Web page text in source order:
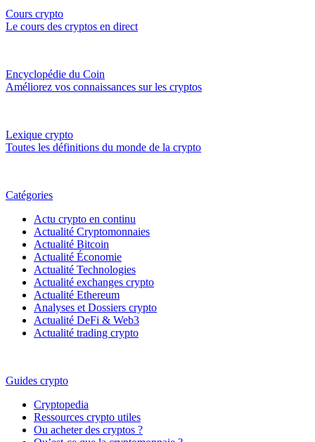
Cours crypto
Le cours des cryptos en direct
Encyclopédie du Coin
Améliorez vos connaissances sur les cryptos
Lexique crypto
Toutes les définitions du monde de la crypto
Catégories
Actu crypto en continu
Actualité Cryptomonnaies
Actualité Bitcoin
Actualité Économie
Actualité Technologies
Actualité exchanges crypto
Actualité Ethereum
Analyses et Dossiers crypto
Actualité DeFi & Web3
Actualité trading crypto
Guides crypto
Cryptopedia
Ressources crypto utiles
Ou acheter des cryptos ?